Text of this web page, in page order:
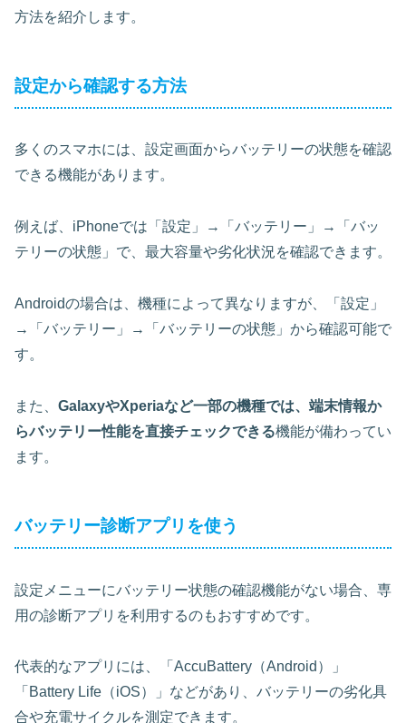
方法を紹介します。
設定から確認する方法
多くのスマホには、設定画面からバッテリーの状態を確認
できる機能があります。
例えば、iPhoneでは「設定」→「バッテリー」→「バッ
テリーの状態」で、最大容量や劣化状況を確認できます。
Androidの場合は、機種によって異なりますが、「設定」
→「バッテリー」→「バッテリーの状態」から確認可能で
す。
また、 GalaxyやXperiaなど一部の機種では、端末情報か
らバッテリー性能を直接チェックできる機能が備わってい
ます。
バッテリー診断アプリを使う
設定メニューにバッテリー状態の確認機能がない場合、専
用の診断アプリを利用するのもおすすめです。
代表的なアプリには、「AccuBattery（Android）」
「Battery Life（iOS）」などがあり、バッテリーの劣化具
合や充電サイクルを測定できます。